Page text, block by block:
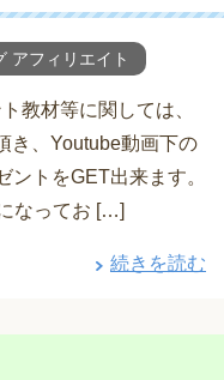
アフィリエイト
教材等に関しては、
き、Youtube動画下の
トをGET出来ます。
なってお […]
続きを読む